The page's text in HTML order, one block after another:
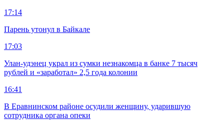
17:14
Парень утонул в Байкале
17:03
Улан-удэнец украл из сумки незнакомца в банке 7 тысяч
рублей и «заработал» 2,5 года колонии
16:41
В Еравнинском районе осудили женщину, ударившую
сотрудника органа опеки